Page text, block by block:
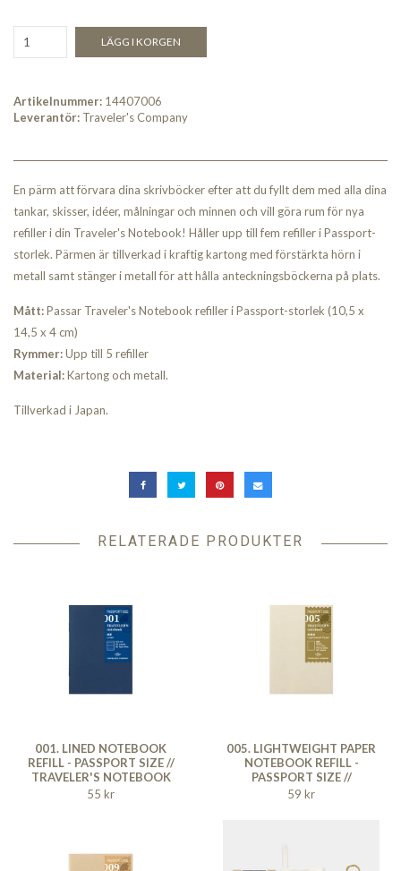
LÄGG I KORGEN
Artikelnummer: 14407006
Leverantör: Traveler's Company
En pärm att förvara dina skrivböcker efter att du fyllt dem med alla dina
tankar, skisser, idéer, målningar och minnen och vill göra rum för nya
refiller i din Traveler's Notebook! Håller upp till fem refiller i Passport-
storlek. Pärmen är tillverkad i kraftig kartong med förstärkta hörn i
metall samt stänger i metall för att hålla anteckningsböckerna på plats.
Mått:Passar Traveler's Notebook refiller i Passport-storlek (10,5 x
14,5 x 4 cm)
Rymmer:Upp till 5 refiller
Material:Kartong och metall.
Tillverkad i Japan.
RELATERADE PRODUKTER
001. LINED NOTEBOOK
REFILL - PASSPORT SIZE //
TRAVELER'S NOTEBOOK
55 kr
005. LIGHTWEIGHT PAPER
NOTEBOOK REFILL -
PASSPORT SIZE //
TRAVELER'S NOTEBOOK
59 kr